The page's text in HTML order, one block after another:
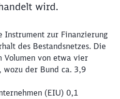
wird.
Instrument zur Finanzierung
des Bestandsnetzes. Die
Volumen von etwa vier
wozu der Bund ca. 3,9
(EIU) 0,1